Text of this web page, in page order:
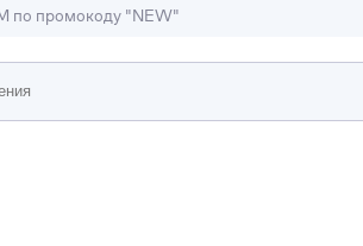
по промокоду "NEW"
и студии